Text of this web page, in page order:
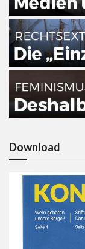
Download